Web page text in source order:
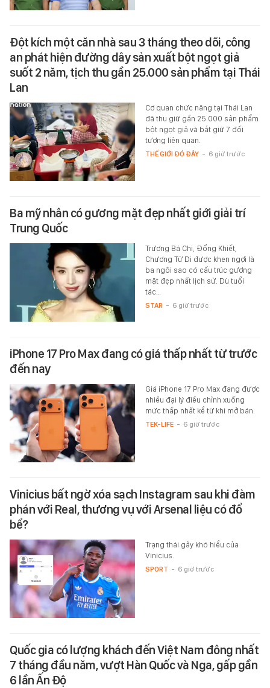
Đột kích một căn nhà sau 3 tháng theo dõi, công
an phát hiện đường dây sản xuất bột ngọt giả
suốt 2 năm, tịch thu gần 25.000 sản phẩm tại Thái
Lan
Cơ quan chức năng tại Thái Lan
đã thu giữ gần 25.000 sản phẩm
bột ngọt giả và bắt giữ 7 đối
tượng liên quan.
THẾ GIỚI ĐÓ ĐÂY - 6 giờ trước
Ba mỹ nhân có gương mặt đẹp nhất giới giải trí
Trung Quốc
Trương Bá Chi, Đổng Khiết,
Chương Tử Di được khen ngợi là
ba ngôi sao có cấu trúc gương
mặt đẹp nhất lịch sử. Dù tuổi
tác…
STAR - 6 giờ trước
iPhone 17 Pro Max đang có giá thấp nhất từ trước
đến nay
Giá iPhone 17 Pro Max đang được
nhiều đại lý điều chỉnh xuống
mức thấp nhất kể từ khi mở bán.
TEK-LIFE - 6 giờ trước
Vinicius bất ngờ xóa sạch Instagram sau khi đàm
phán với Real, thương vụ với Arsenal liệu có đổ
bể?
Trạng thái gây khó hiểu của
Vinicius.
SPORT - 6 giờ trước
Quốc gia có lượng khách đến Việt Nam đông nhất
7 tháng đầu năm, vượt Hàn Quốc và Nga, gấp gần
6 lần Ấn Độ